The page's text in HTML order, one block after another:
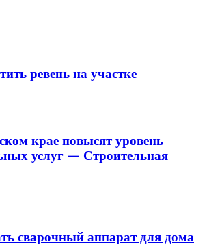
ревень на участке
крае повысят уровень
услуг — Строительная
сварочный аппарат для дома